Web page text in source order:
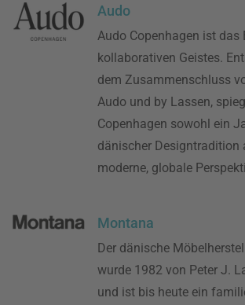
Audo
Audo Copenhagen ist das
kollaborativen Geistes.
dem Zusammenschluss
Audo und by Lassen,
Copenhagen sowohl ein
dänischer Designtradition
moderne, globale
Montana
Der dänische
wurde 1982 von Peter J.
und ist bis heute ein